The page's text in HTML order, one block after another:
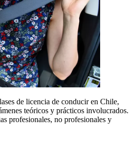
de licencia de conducir en Chile,
teóricos y prácticos involucrados.
profesionales, no profesionales y